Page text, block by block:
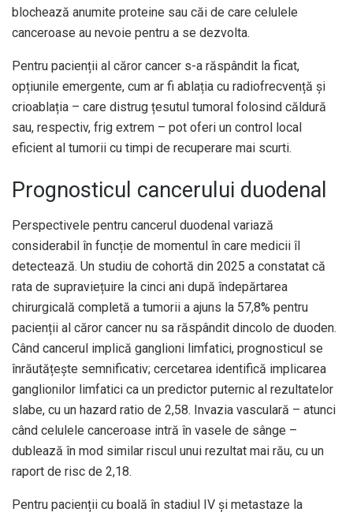
blochează anumite proteine ​​sau căi de care celulele
canceroase au nevoie pentru a se dezvolta.
Pentru pacienții al căror cancer s-a răspândit la ficat,
opțiunile emergente, cum ar fi ablația cu radiofrecvență și
crioablația – care distrug țesutul tumoral folosind căldură
sau, respectiv, frig extrem – pot oferi un control local
eficient al tumorii cu timpi de recuperare mai scurti.
Prognosticul cancerului duodenal
Perspectivele pentru cancerul duodenal variază
considerabil în funcție de momentul în care medicii îl
detectează. Un studiu de cohortă din 2025 a constatat că
rata de supraviețuire la cinci ani după îndepărtarea
chirurgicală completă a tumorii a ajuns la 57,8% pentru
pacienții al căror cancer nu sa răspândit dincolo de duoden.
Când cancerul implică ganglioni limfatici, prognosticul se
înrăutățește semnificativ; cercetarea identifică implicarea
ganglionilor limfatici ca un predictor puternic al rezultatelor
slabe, cu un hazard ratio de 2,58. Invazia vasculară – atunci
când celulele canceroase intră în vasele de sânge –
dublează în mod similar riscul unui rezultat mai rău, cu un
raport de risc de 2,18.
Pentru pacienții cu boală în stadiul IV și metastaze la